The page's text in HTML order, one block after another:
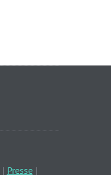
| Presse|